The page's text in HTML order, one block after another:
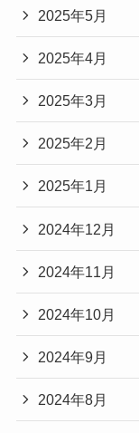
2025年5月
2025年4月
2025年3月
2025年2月
2025年1月
2024年12月
2024年11月
2024年10月
2024年9月
2024年8月